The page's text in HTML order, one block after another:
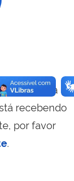
essa
recebendo
por favor
.